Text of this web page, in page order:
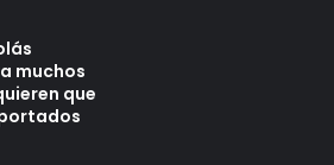
muchos
que